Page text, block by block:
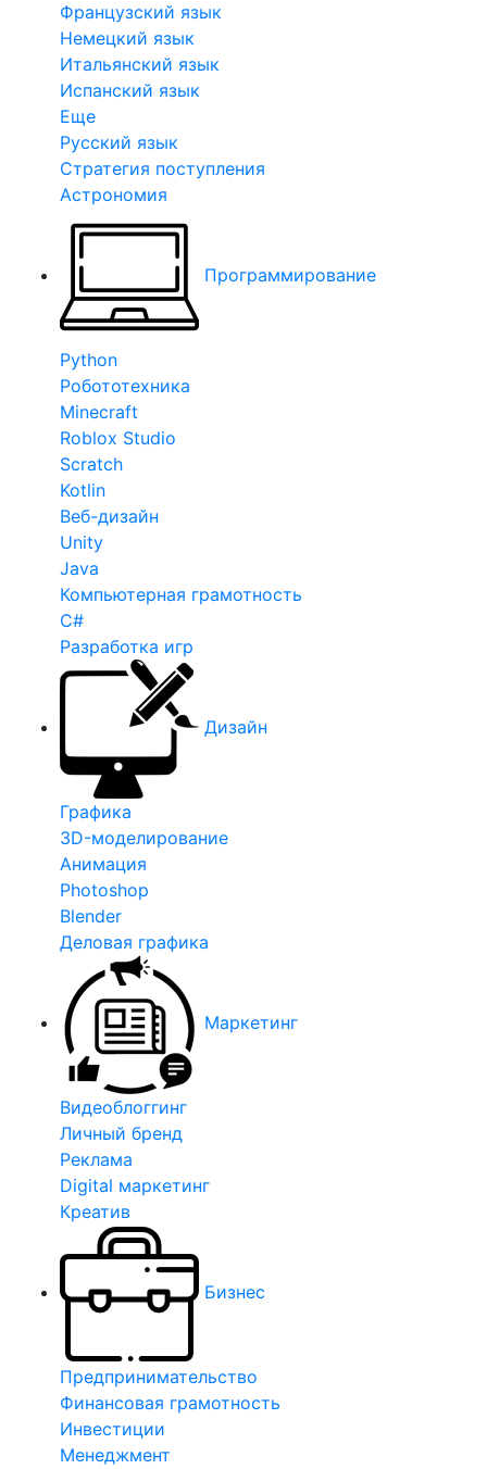
Французский язык
Немецкий язык
Итальянский язык
Испанский язык
Еще
Русский язык
Стратегия поступления
Астрономия
Программирование
Python
Робототехника
Minecraft
Roblox Studio
Scratch
Kotlin
Веб-дизайн
Unity
Java
Компьютерная грамотность
C#
Разработка игр
Дизайн
Графика
3D-моделирование
Анимация
Photoshop
Blender
Деловая графика
Маркетинг
Видеоблоггинг
Личный бренд
Реклама
Digital маркетинг
Креатив
Бизнес
Предпринимательство
Финансовая грамотность
Инвестиции
Менеджмент